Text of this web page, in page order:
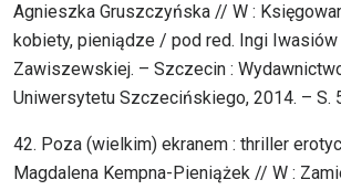
Agnieszka Gruszczyńska // W :
kobiety, pieniądze / pod red. Ingi Iwasiów
Zawiszewskiej. – Szczecin :
Uniwersytetu Szczecińskiego, 2014. – S.
42. Poza (wielkim) ekranem : thriller
Magdalena Kempna-Pieniążek // W :